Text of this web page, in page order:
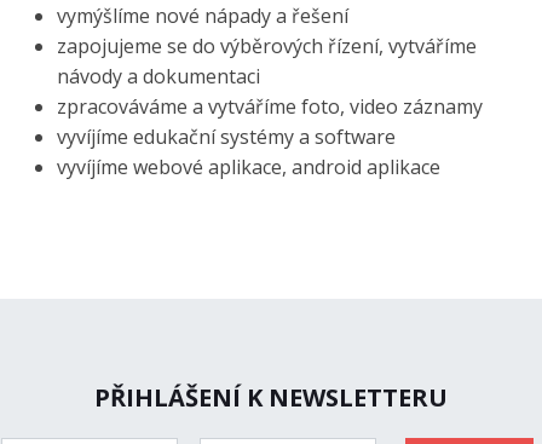
vymýšlíme nové nápady a řešení
zapojujeme se do výběrových řízení, vytváříme
návody a dokumentaci
zpracováváme a vytváříme foto, video záznamy
vyvíjíme edukační systémy a software
vyvíjíme webové aplikace, android aplikace
PŘIHLÁŠENÍ K NEWSLETTERU